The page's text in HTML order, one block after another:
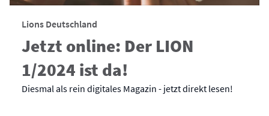
Lions Deutschland
Jetzt online: Der LION
1/2024 ist da!
Diesmal als rein digitales Magazin - jetzt direkt lesen!